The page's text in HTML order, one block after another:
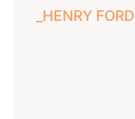
HENRY FORD